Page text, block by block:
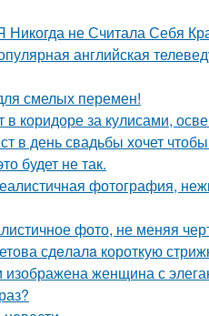
Никогда не Считала Себя
английская
смелых перемен!
в коридоре за кулисами,
в день свадьбы хочет
будет не так.
фотография,
фото, не меняя
сдeлалa короткую
женщина с